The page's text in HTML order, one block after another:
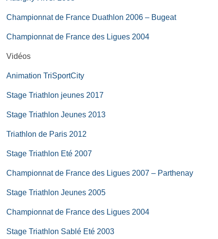
Championnat de France Duathlon 2006 – Bugeat
Championnat de France des Ligues 2004
Vidéos
Animation TriSportCity
Stage Triathlon jeunes 2017
Stage Triathlon Jeunes 2013
Triathlon de Paris 2012
Stage Triathlon Eté 2007
Championnat de France des Ligues 2007 – Parthenay
Stage Triathlon Jeunes 2005
Championnat de France des Ligues 2004
Stage Triathlon Sablé Eté 2003